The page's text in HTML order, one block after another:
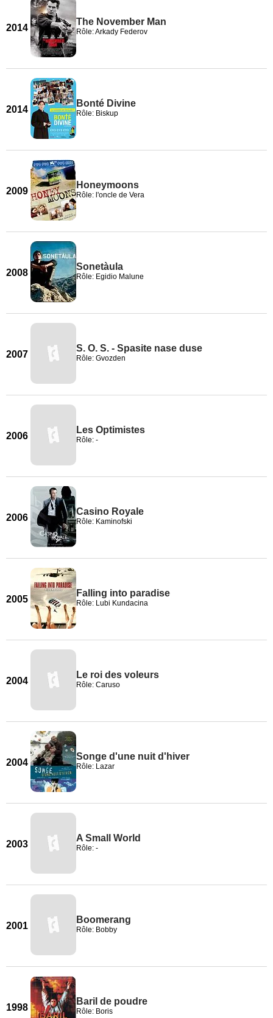
2014
The November Man
Rôle: Arkady Federov
2014
Bonté Divine
Rôle: Biskup
2009
Honeymoons
Rôle: l'oncle de Vera
2008
Sonetàula
Rôle: Egidio Malune
2007
S. O. S. - Spasite nase duse
Rôle: Gvozden
2006
Les Optimistes
Rôle: -
2006
Casino Royale
Rôle: Kaminofski
2005
Falling into paradise
Rôle: Lubi Kundacina
2004
Le roi des voleurs
Rôle: Caruso
2004
Songe d'une nuit d'hiver
Rôle: Lazar
2003
A Small World
Rôle: -
2001
Boomerang
Rôle: Bobby
1998
Baril de poudre
Rôle: Boris